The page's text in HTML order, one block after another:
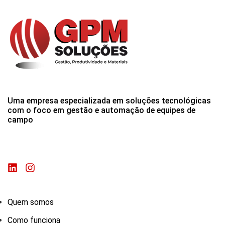
Uma empresa especializada em soluções tecnológicas
com o foco em gestão e automação de equipes de
campo
Quem somos
Como funciona